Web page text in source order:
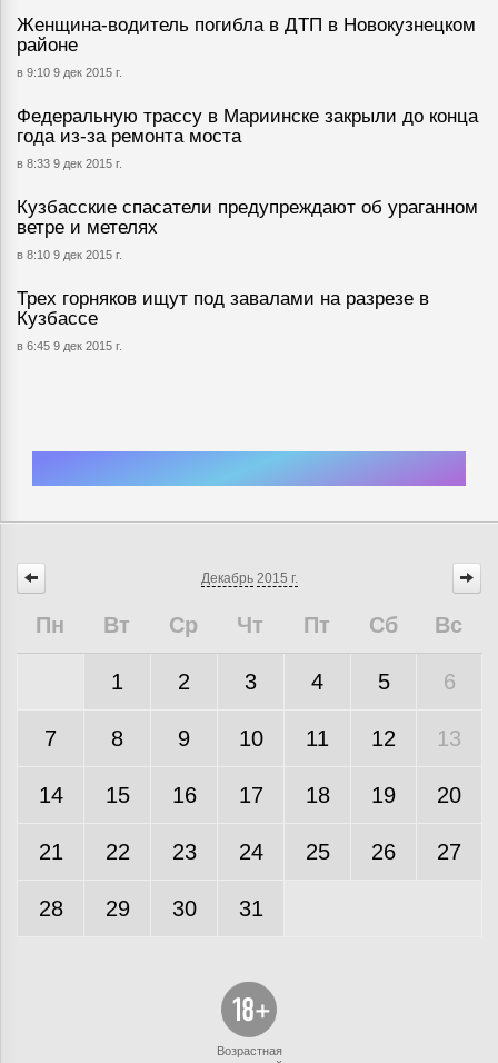
Женщина-водитель погибла в ДТП в Новокузнецком
районе
в 9:10 9 дек 2015 г.
Федеральную трассу в Мариинске закрыли до конца
года из-за ремонта моста
в 8:33 9 дек 2015 г.
Кузбасские спасатели предупреждают об ураганном
ветре и метелях
в 8:10 9 дек 2015 г.
Трех горняков ищут под завалами на разрезе в
Кузбассе
в 6:45 9 дек 2015 г.
Декабрь 2015 г.
Пн Вт Ср Чт Пт Сб Вс
1 2 3 4 5 6
7 8 9 10 11 12 13
14 15 16 17 18 19 20
21 22 23 24 25 26 27
28 29 30 31
Возрастная